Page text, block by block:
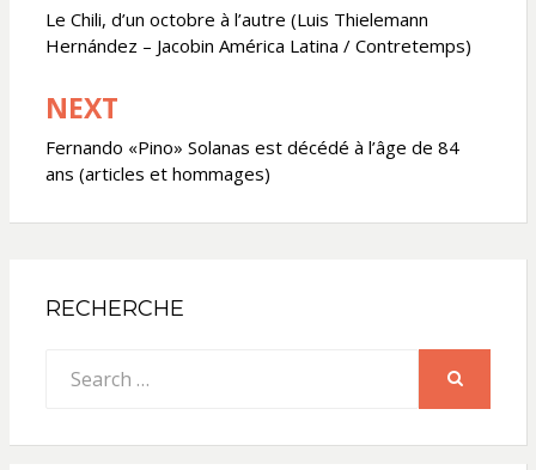
de
l’article
Le Chili, d’un octobre à l’autre (Luis Thielemann
Hernández – Jacobin América Latina / Contretemps)
NEXT
Fernando «Pino» Solanas est décédé à l’âge de 84
ans (articles et hommages)
RECHERCHE
for: